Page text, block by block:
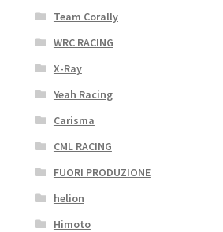
Team Corally
WRC RACING
X-Ray
Yeah Racing
Carisma
CML RACING
FUORI PRODUZIONE
helion
Himoto